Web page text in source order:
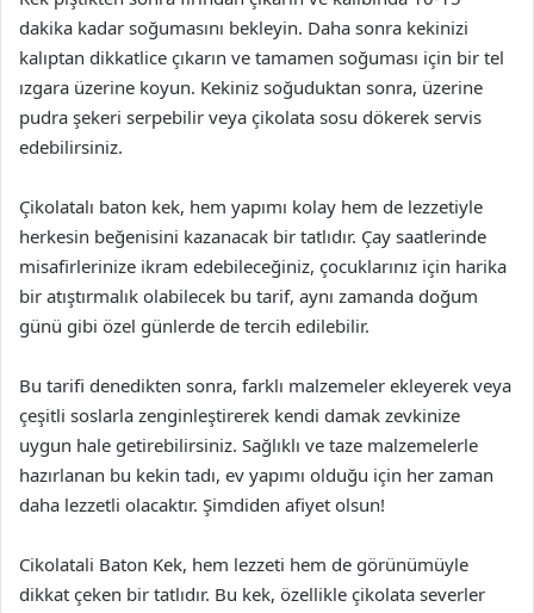
dakika kadar soğumasını bekleyin. Daha sonra kekinizi
kalıptan dikkatlice çıkarın ve tamamen soğuması için bir tel
ızgara üzerine koyun. Kekiniz soğuduktan sonra, üzerine
pudra şekeri serpebilir veya çikolata sosu dökerek servis
edebilirsiniz.
Çikolatalı baton kek, hem yapımı kolay hem de lezzetiyle
herkesin beğenisini kazanacak bir tatlıdır. Çay saatlerinde
misafirlerinize ikram edebileceğiniz, çocuklarınız için harika
bir atıştırmalık olabilecek bu tarif, aynı zamanda doğum
günü gibi özel günlerde de tercih edilebilir.
Bu tarifi denedikten sonra, farklı malzemeler ekleyerek veya
çeşitli soslarla zenginleştirerek kendi damak zevkinize
uygun hale getirebilirsiniz. Sağlıklı ve taze malzemelerle
hazırlanan bu kekin tadı, ev yapımı olduğu için her zaman
daha lezzetli olacaktır. Şimdiden afiyet olsun!
Cikolatali Baton Kek, hem lezzeti hem de görünümüyle
dikkat çeken bir tatlıdır. Bu kek, özellikle çikolata severler